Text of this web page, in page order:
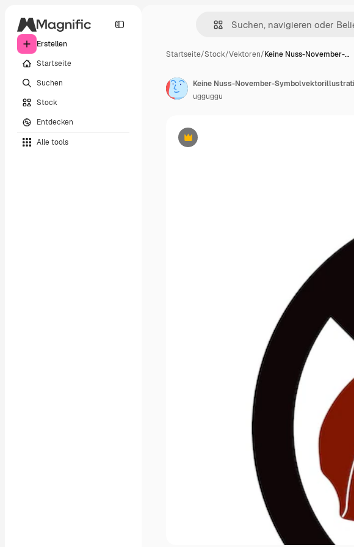
Erstellen
Startseite
Suchen
Stock
Entdecken
Alle tools
Startseite/Stock/Vektoren/Keine Nuss-November-…
Premium
ugguggu